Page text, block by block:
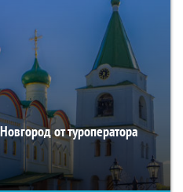
от туроператора